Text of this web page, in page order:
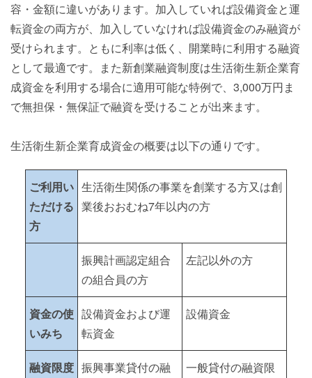
容・金額に違いがあります。加入していれば設備資金と運
転資金の両方が、加入していなければ設備資金のみ融資が
受けられます。ともに利率は低く、開業時に利用する融資
として最適です。また新創業融資制度は生活衛生新企業育
成資金を利用する場合に適用可能な特例で、3,000万円ま
で無担保・無保証で融資を受けることが出来ます。
生活衛生新企業育成資金の概要は以下の通りです。
ご利用い
ただける
方
生活衛生関係の事業を創業する方又は創
業後おおむね7年以内の方
振興計画認定組合
の組合員の方
左記以外の方
資金の使
いみち
設備資金および運
転資金
設備資金
融資限度 振興事業貸付の融
一般貸付の融資限